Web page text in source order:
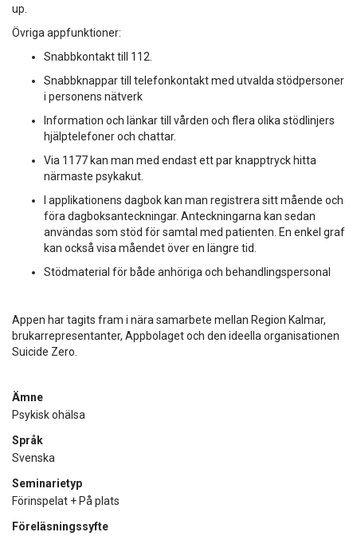
up.
Övriga appfunktioner:
Snabbkontakt till 112.
Snabbknappar till telefonkontakt med utvalda stödpersoner
i personens nätverk
Information och länkar till vården och flera olika stödlinjers
hjälptelefoner och chattar.
Via 1177 kan man med endast ett par knapptryck hitta
närmaste psykakut.
I applikationens dagbok kan man registrera sitt mående och
föra dagboksanteckningar. Anteckningarna kan sedan
användas som stöd för samtal med patienten. En enkel graf
kan också visa måendet över en längre tid.
Stödmaterial för både anhöriga och behandlingspersonal
Appen har tagits fram i nära samarbete mellan Region Kalmar,
brukarrepresentanter, Appbolaget och den ideella organisationen
Suicide Zero.
Ämne
Psykisk ohälsa
Språk
Svenska
Seminarietyp
Förinspelat + På plats
Föreläsningssyfte